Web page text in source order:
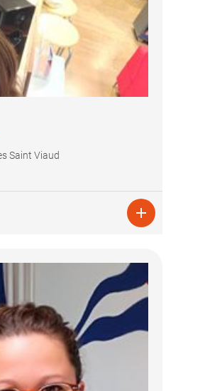
Saint Viaud
